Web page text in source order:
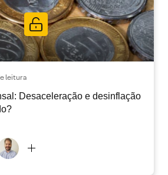
leitura
Desaceleração e desinflação